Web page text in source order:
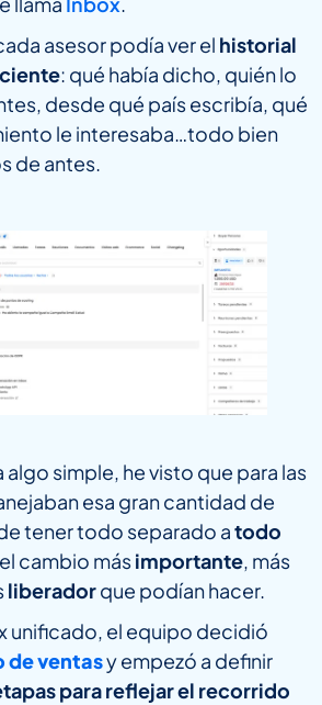
asesor podía ver el historial
: qué había dicho, quién lo
desde qué país escribía, qué
le interesaba…todo bien
de antes.
algo simple, he visto que para las
esa gran cantidad de
tener todo separado atodo
cambio másimportante, más
liberadorque podían hacer.
unificado, el equipo decidió
de ventasy empezó a definir
para reflejar el recorrido